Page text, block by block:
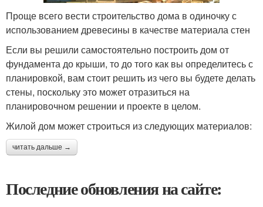
Проще всего вести строительство дома в одиночку с
использованием древесины в качестве материала стен
Если вы решили самостоятельно построить дом от
фундамента до крыши, то до того как вы определитесь с
планировкой, вам стоит решить из чего вы будете делать
стены, поскольку это может отразиться на
планировочном решении и проекте в целом.
Жилой дом может строиться из следующих материалов:
читать дальше →
Последние обновления на сайте: